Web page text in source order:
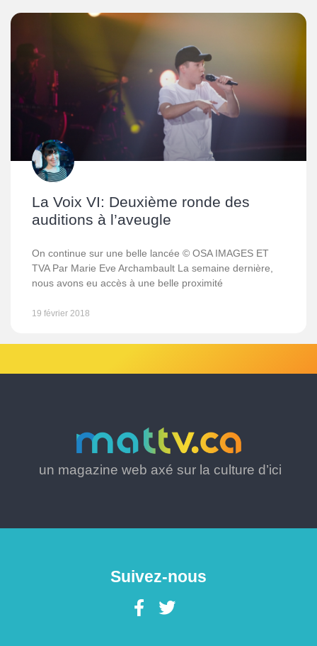
La Voix VI: Deuxième ronde des
auditions à l’aveugle
On continue sur une belle lancée © OSA IMAGES ET
TVA Par Marie Eve Archambault La semaine dernière,
nous avons eu accès à une belle proximité
19 février 2018
un magazine web axé sur la culture d’ici
Suivez-nous